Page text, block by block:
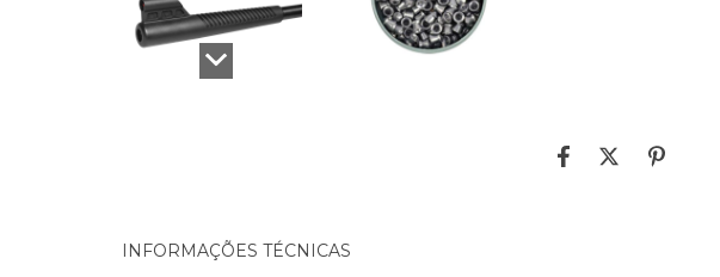
INFORMAÇÕES TÉCNICAS